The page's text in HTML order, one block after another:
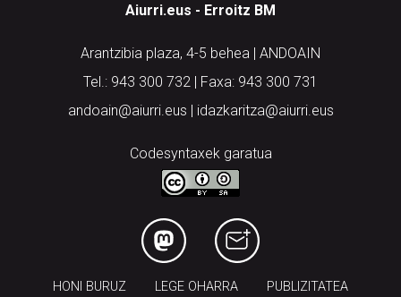
Aiurri.eus - Erroitz BM
Arantzibia plaza, 4-5 behea | ANDOAIN
Tel.: 943 300 732 | Faxa: 943 300 731
andoain@aiurri.eus | idazkaritza@aiurri.eus
Codesyntaxek garatua
HONI BURUZ LEGE OHARRA PUBLIZITATEA